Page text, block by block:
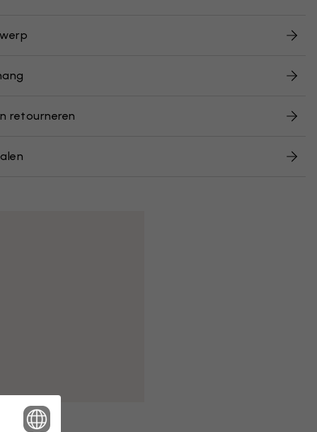
retourneren